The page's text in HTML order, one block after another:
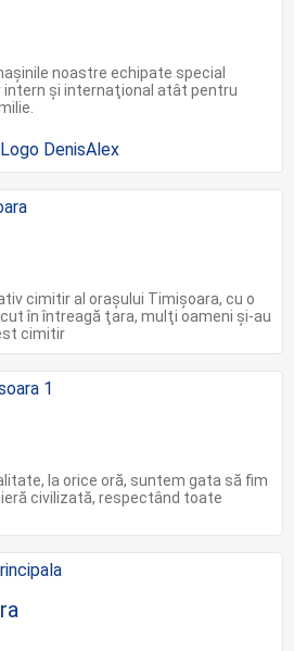
noastre echipate special
şi internaţional atât pentru
cimitir al oraşului Timişoara, cu o
în întreagă ţara, mulţi oameni şi-au
cimitir
la orice oră, suntem gata să fim
civilizată, respectând toate